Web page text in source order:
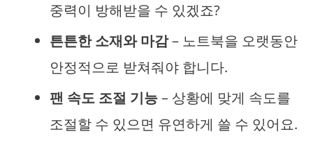
중력이 방해받을 수 있겠죠?
튼튼한 소재와 마감– 노트북을 오랫동안
안정적으로 받쳐줘야 합니다.
팬 속도 조절 기능– 상황에 맞게 속도를
조절할 수 있으면 유연하게 쓸 수 있어요.